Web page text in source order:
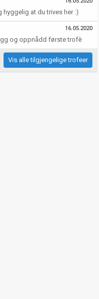
hyggelig at du trives her :)
16.05.2020
og oppnådd første trofè
Vis alle tilgjengelige trofeer